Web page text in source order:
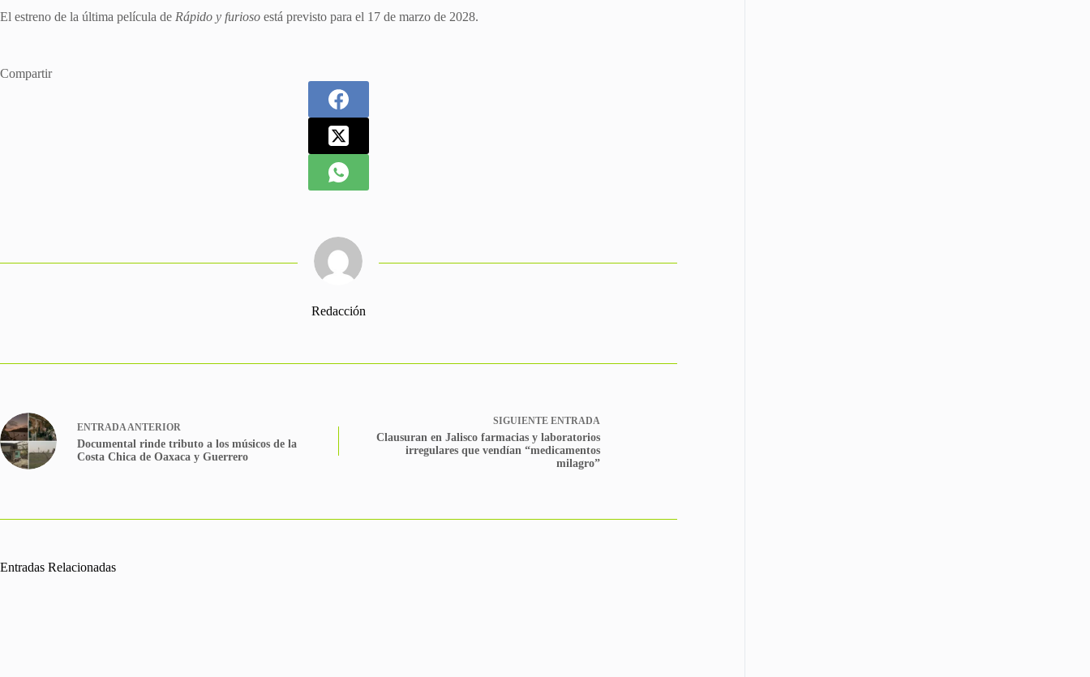
El estreno de ​la última película de Rápido y furioso está previsto para el ​17 ​de marzo de 2028.
Compartir
Redacción
ENTRADA ANTERIOR
Documental rinde tributo a los músicos de la
Costa Chica de Oaxaca y Guerrero
SIGUIENTE ENTRADA
Clausuran en Jalisco farmacias y laboratorios
irregulares que vendían “medicamentos
milagro”
Entradas Relacionadas